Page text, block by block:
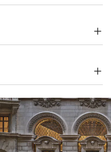
，可以用于储存和再使用，
球快递从周一到周五执行，
时间的更多信息，请参考运